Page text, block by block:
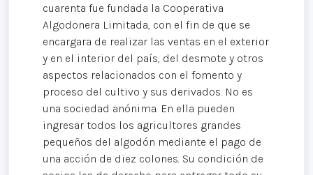
cuarenta fue fundada la Cooperativa
Algodonera Limitada, con el fin de que se
encargara de realizar las ventas en el exterior
y en el interior del país, del desmote y otros
aspectos relacionados con el fomento y
proceso del cultivo y sus derivados. No es
una sociedad anónima. En ella pueden
ingresar todos los agricultores grandes
pequeños del algodón mediante el pago de
una acción de diez colones. Su condición de